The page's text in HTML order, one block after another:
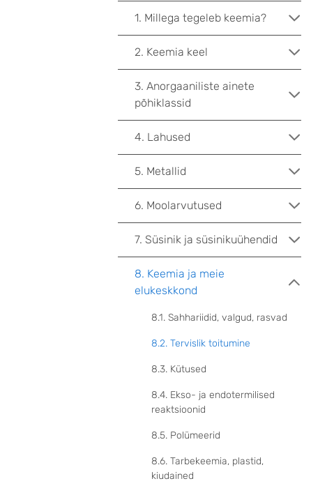
1. Millega tegeleb keemia?
2. Keemia keel
3. Anorgaaniliste ainete
põhiklassid
4. Lahused
5. Metallid
6. Moolarvutused
7. Süsinik ja süsinikuühendid
8. Keemia ja meie
elukeskkond
8.1. Sahhariidid, valgud, rasvad
8.2. Tervislik toitumine
8.3. Kütused
8.4. Ekso- ja endotermilised
reaktsioonid
8.5. Polümeerid
8.6. Tarbekeemia, plastid,
kiudained